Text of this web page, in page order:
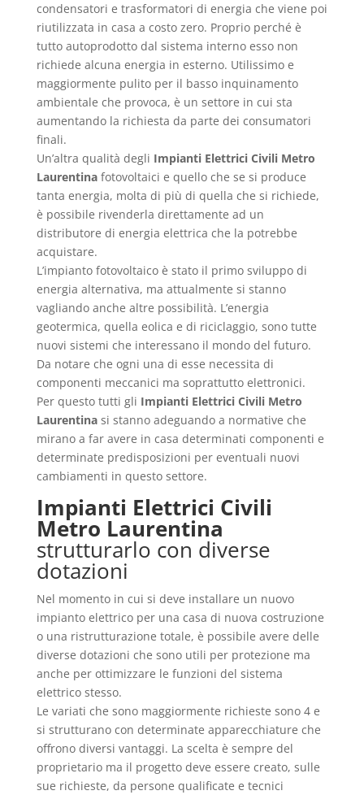
condensatori e trasformatori di energia che viene poi
riutilizzata in casa a costo zero. Proprio perché è
tutto autoprodotto dal sistema interno esso non
richiede alcuna energia in esterno. Utilissimo e
maggiormente pulito per il basso inquinamento
ambientale che provoca, è un settore in cui sta
aumentando la richiesta da parte dei consumatori
finali.
Un’altra qualità degli Impianti Elettrici Civili Metro
Laurentinafotovoltaici e quello che se si produce
tanta energia, molta di più di quella che si richiede,
è possibile rivenderla direttamente ad un
distributore di energia elettrica che la potrebbe
acquistare.
L’impianto fotovoltaico è stato il primo sviluppo di
energia alternativa, ma attualmente si stanno
vagliando anche altre possibilità. L’energia
geotermica, quella eolica e di riciclaggio, sono tutte
nuovi sistemi che interessano il mondo del futuro.
Da notare che ogni una di esse necessita di
componenti meccanici ma soprattutto elettronici.
Per questo tutti gli Impianti Elettrici Civili Metro
Laurentinasi stanno adeguando a normative che
mirano a far avere in casa determinati componenti e
determinate predisposizioni per eventuali nuovi
cambiamenti in questo settore.
Impianti Elettrici Civili
Metro Laurentina
strutturarlo con diverse
dotazioni
Nel momento in cui si deve installare un nuovo
impianto elettrico per una casa di nuova costruzione
o una ristrutturazione totale, è possibile avere delle
diverse dotazioni che sono utili per protezione ma
anche per ottimizzare le funzioni del sistema
elettrico stesso.
Le variati che sono maggiormente richieste sono 4 e
si strutturano con determinate apparecchiature che
offrono diversi vantaggi. La scelta è sempre del
proprietario ma il progetto deve essere creato, sulle
sue richieste, da persone qualificate e tecnici